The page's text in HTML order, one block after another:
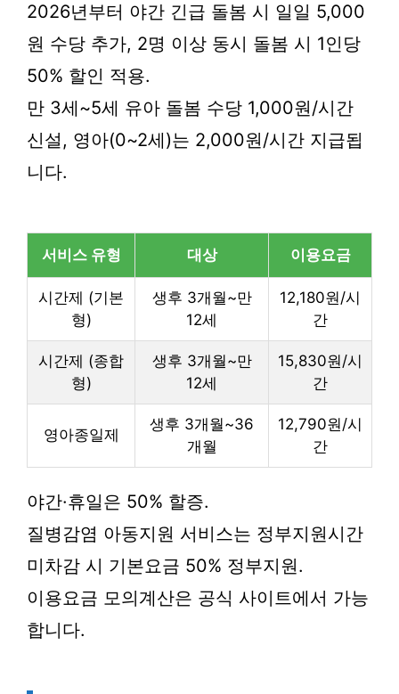
2026년부터 야간 긴급 돌봄 시 일일 5,000
원 수당 추가, 2명 이상 동시 돌봄 시 1인당
50% 할인 적용.
만 3세~5세 유아 돌봄 수당 1,000원/시간
신설, 영아(0~2세)는 2,000원/시간 지급됩
니다.
서비스 유형 대상 이용요금
시간제 (기본
형)
생후 3개월~만
12세
12,180원/시
간
시간제 (종합
형)
생후 3개월~만
12세
15,830원/시
간
영아종일제
생후 3개월~36
개월
12,790원/시
간
야간·휴일은 50% 할증.
질병감염 아동지원 서비스는 정부지원시간
미차감 시 기본요금 50% 정부지원.
이용요금 모의계산은 공식 사이트에서 가능
합니다.